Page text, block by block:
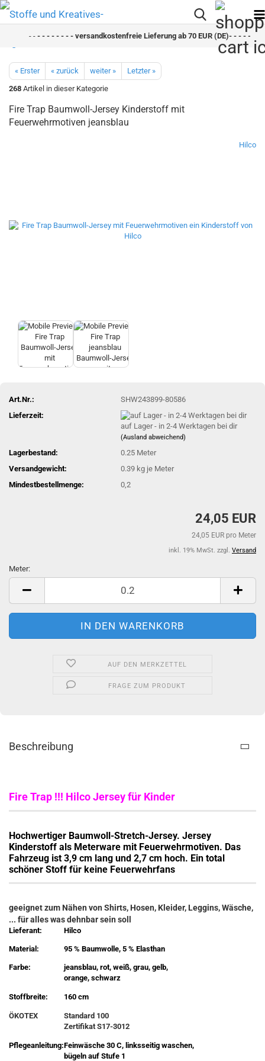
- - - - - - - - versandkostenfreie Lieferung ab 70 EUR (DE)- - - - - - - -
« Erster « zurück weiter »
Letzter »
268 Artikel in dieser Kategorie
Fire Trap Baumwoll-Jersey Kinderstoff mit
Feuerwehrmotiven jeansblau
Hilco
Art.Nr.:
SHW243899-80586
Lieferzeit:
auf Lager - in 2-4 Werktagen bei dir
(Ausland abweichend)
Lagerbestand: 0.25 Meter
Versandgewicht:
0.39 kg je Meter
Mindestbestellmenge:
0,2
24,05 EUR
24,05 EUR pro Meter
inkl. 19% MwSt. zzgl. Versand
Meter:
Meter
AUF DEN MERKZETTEL
FRAGE ZUM PRODUKT
Beschreibung
Fire Trap !!! Hilco Jersey für Kinder
Hochwertiger Baumwoll-Stretch-Jersey. Jersey
Kinderstoff als Meterware mit Feuerwehrmotiven. Das
Fahrzeug ist 3,9 cm lang und 2,7 cm hoch. Ein total
schöner Stoff für keine Feuerwehrfans
geeignet zum Nähen von Shirts, Hosen, Kleider, Leggins, Wäsche,
... für alles was dehnbar sein soll
Lieferant: Hilco
Material: 95 % Baumwolle, 5 % Elasthan
Farbe:
jeansblau, rot, weiß, grau, gelb,
orange, schwarz
Stoffbreite: 160 cm
ÖKOTEX
Standard 100
Zertifikat S17-3012
Pflegeanleitung:Feinwäsche 30 C, linksseitig waschen,
bügeln auf Stufe 1